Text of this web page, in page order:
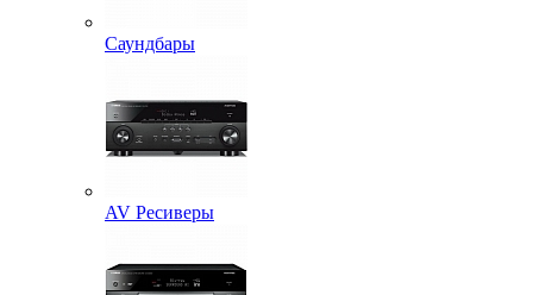
Саундбары
AV Ресиверы